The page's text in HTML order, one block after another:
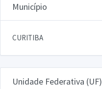
Município
CURITIBA
Unidade Federativa (UF)